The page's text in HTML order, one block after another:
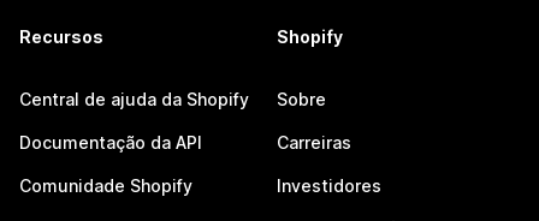
Recursos
Central de ajuda da Shopify
Documentação da API
Comunidade Shopify
Shopify
Sobre
Carreiras
Investidores